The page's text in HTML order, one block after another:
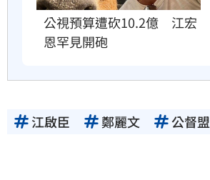
公視預算遭砍10.2億　江宏
恩罕見開砲
江啟臣 鄭麗文 公督盟